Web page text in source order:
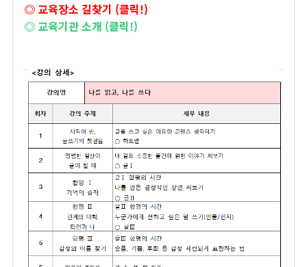
◎ 교육장소 길찾기 (클릭!)
◎ 교육기관 소개 (클릭!)